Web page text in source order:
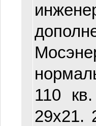
110
29х21.